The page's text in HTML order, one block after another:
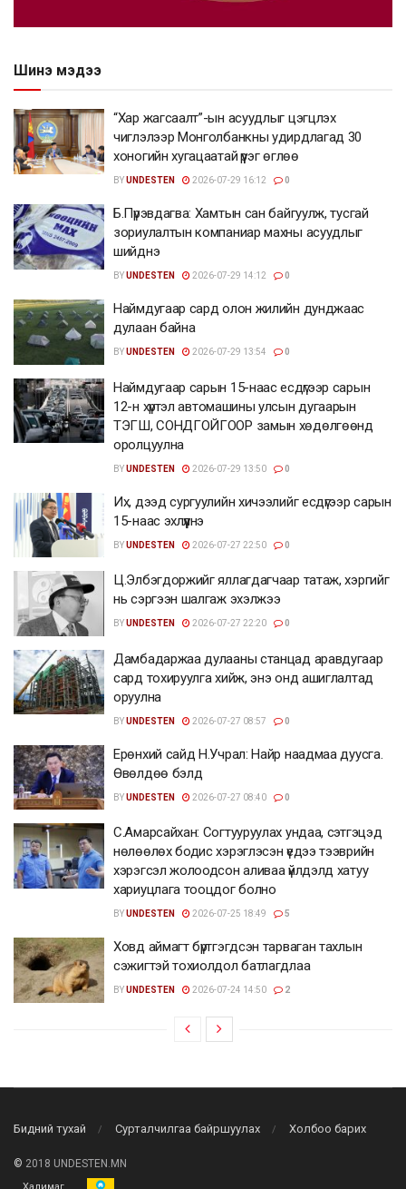
Шинэ мэдээ
“Хар жагсаалт”-ын асуудлыг цэгцлэх
чиглэлээр Монголбанкны удирдлагад 30
хоногийн хугацаатай үүрэг өглөө
BYUNDESTEN 2026-07-29 16:12 0
Б.Пүрэвдагва: Хамтын сан байгуулж, тусгай
зориулалтын компаниар махны асуудлыг
шийднэ
BYUNDESTEN 2026-07-29 14:12 0
Наймдугаар сард олон жилийн дунджаас
дулаан байна
BYUNDESTEN 2026-07-29 13:54 0
Наймдугаар сарын 15-наас есдүгээр сарын
12-н хүртэл автомашины улсын дугаарын
ТЭГШ, СОНДГОЙГООР замын хөдөлгөөнд
оролцуулна
BYUNDESTEN 2026-07-29 13:50 0
Их, дээд сургуулийн хичээлийг есдүгээр сарын
15-наас эхлүүлнэ
BYUNDESTEN 2026-07-27 22:50 0
Ц.Элбэгдоржийг яллагдагчаар татаж, хэргийг
нь сэргээн шалгаж эхэлжээ
BYUNDESTEN 2026-07-27 22:20 0
Дамбадаржаа дулааны станцад аравдугаар
сард тохируулга хийж, энэ онд ашиглалтад
оруулна
BYUNDESTEN 2026-07-27 08:57 0
Ерөнхий сайд Н.Учрал: Найр наадмаа дуусга.
Өвөлдөө бэлд
BYUNDESTEN 2026-07-27 08:40 0
С.Амарсайхан: Согтууруулах ундаа, сэтгэцэд
нөлөөлөх бодис хэрэглэсэн үедээ тээврийн
хэрэгсэл жолоодсон аливаа үйлдэлд хатуу
хариуцлага тооцдог болно
BYUNDESTEN 2026-07-25 18:49 5
Ховд аймагт бүртгэгдсэн тарваган тахлын
сэжигтэй тохиолдол батлагдлаа
BYUNDESTEN 2026-07-24 14:50 2
Бидний тухай Сурталчилгаа байршуулах Холбоо барих
© 2018 UNDESTEN.MN